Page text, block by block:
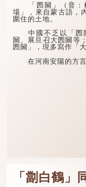
「圐圙」（音：
場」，來自蒙古語，
圍住的土地。
中國不乏以「圐圙
圙、展旦召大圐圙等
圐圙」，現多寫作「
在河南安陽的方言
「劏白鶴」